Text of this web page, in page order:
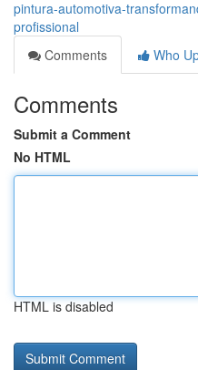
pintura-automotiva-
profissional
Comments
Who
Comments
Submit a Comment
No HTML
HTML is disabled